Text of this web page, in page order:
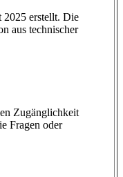
2025 erstellt. Die
aus technischer
Zugänglichkeit
Fragen oder